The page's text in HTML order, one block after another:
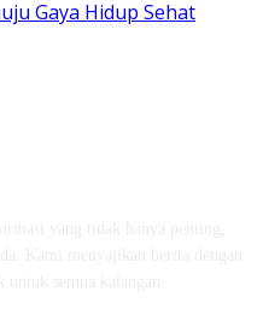
Gaya Hidup Sehat